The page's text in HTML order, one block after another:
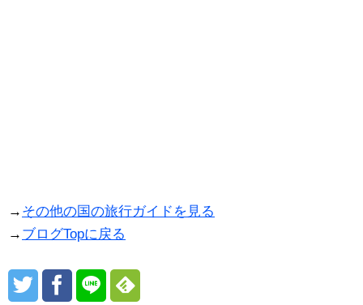
→ その他の国の旅行ガイドを見る
→ ブログTopに戻る